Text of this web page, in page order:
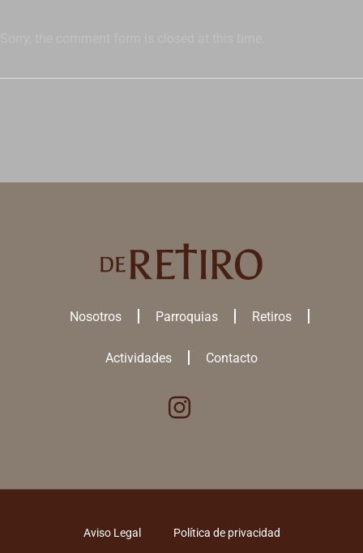
Nosotros Parroquias Retiros
Actividades Contacto
Aviso Legal Política de privacidad
RECHAZAR